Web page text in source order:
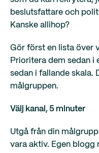
beslutsfattare och
Kanske allihop?
Gör först en lista över
Prioritera dem sedan i
sedan i fallande skala.
målgruppen.
Välj kanal, 5 minuter
Utgå från din
vara aktiv. Egen blogg